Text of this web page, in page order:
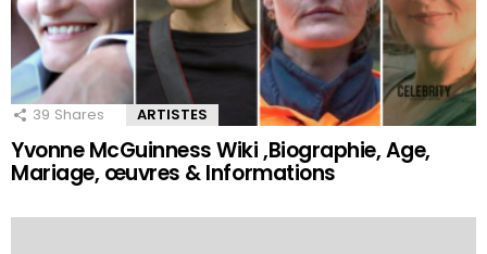
39 Shares ARTISTES
Yvonne McGuinness Wiki ,Biographie, Age,
Mariage, œuvres & Informations